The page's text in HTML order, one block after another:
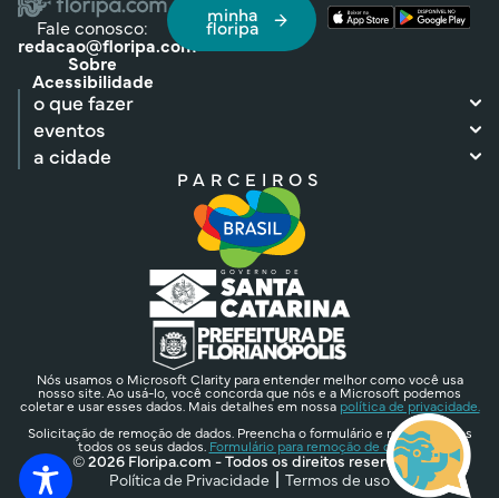
Fale conosco:
redacao@floripa.com
Sobre
Acessibilidade
minha
floripa
o que fazer
eventos
a cidade
PARCEIROS
Nós usamos o Microsoft Clarity para entender melhor como você usa
nosso site. Ao usá-lo, você concorda que nós e a Microsoft podemos
coletar e usar esses dados. Mais detalhes em nossa política de privacidade.
Solicitação de remoção de dados. Preencha o formulário e removeremos
todos os seus dados. Formulário para remoção de dados.
© 2026 Floripa.com - Todos os direitos reservados
Política de Privacidade
Termos de uso